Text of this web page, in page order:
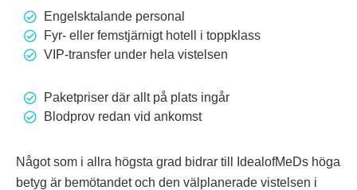
Engelsktalande personal
Fyr- eller femstjärnigt hotell i toppklass
VIP-transfer under hela vistelsen
Paketpriser där allt på plats ingår
Blodprov redan vid ankomst
Något som i allra högsta grad bidrar till IdealofMeDs höga
betyg är bemötandet och den välplanerade vistelsen i